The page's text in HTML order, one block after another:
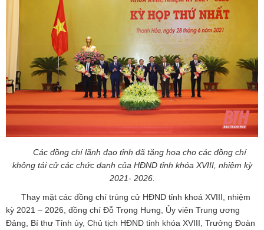
Các đồng chí lãnh đạo tỉnh đã tặng hoa cho các đồng chí
không tái cử các chức danh của HĐND tỉnh khóa XVIII, nhiệm kỳ
2021- 2026.
Thay mặt các đồng chí trúng cử HĐND tỉnh khoá XVIII, nhiệm
kỳ 2021 – 2026, đồng chí Đỗ Trọng Hưng, Ủy viên Trung ương
Đảng, Bí thư Tỉnh ủy, Chủ tịch HĐND tỉnh khóa XVIII, Trưởng Đoàn